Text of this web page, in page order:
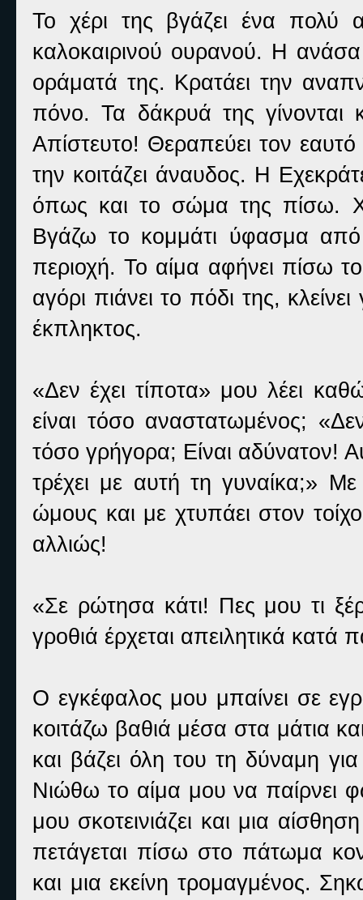
Το χέρι της βγάζει ένα πολύ
καλοκαιρινού ουρανού. Η
οράματά της. Κρατάει την
πόνο. Τα δάκρυά της γίνονται
Απίστευτο! Θεραπεύει τον
την κοιτάζει άναυδος. Η
όπως και το σώμα της πίσω.
Βγάζω το κομμάτι ύφασμα
περιοχή. Το αίμα αφήνει πίσω
αγόρι πιάνει το πόδι της,
έκπληκτος.
«Δεν έχει τίποτα» μου λέει
είναι τόσο αναστατωμένος;
τόσο γρήγορα; Είναι αδύνατον!
τρέχει με αυτή τη γυναίκα;»
ώμους και με χτυπάει στον
αλλιώς!
«Σε ρώτησα κάτι! Πες μου τι
γροθιά έρχεται απειλητικά κατά
Ο εγκέφαλος μου μπαίνει σε
κοιτάζω βαθιά μέσα στα μάτια
και βάζει όλη του τη δύναμη
Νιώθω το αίμα μου να παίρνει
μου σκοτεινιάζει και μια
πετάγεται πίσω στο πάτωμα
και μια εκείνη τρομαγμένος.